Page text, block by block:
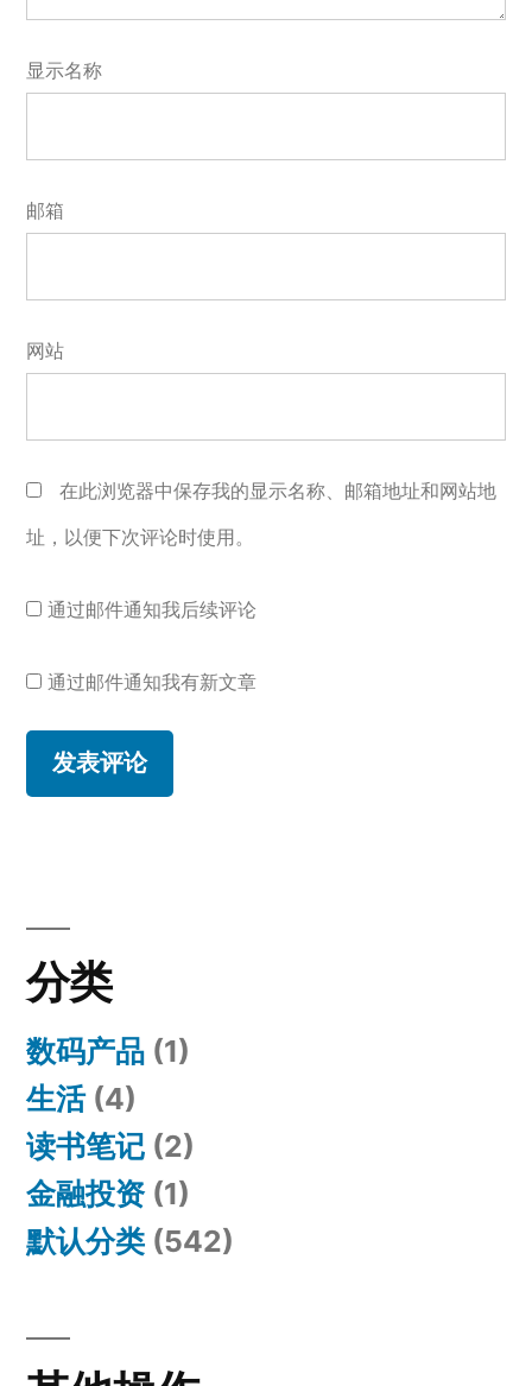
显示名称
邮箱
网站
在此浏览器中保存我的显示名称、邮箱地址和网站地
址，以便下次评论时使用。
通过邮件通知我后续评论
通过邮件通知我有新文章
分类
数码产品 (1)
生活(4)
读书笔记 (2)
金融投资(1)
默认分类 (542)